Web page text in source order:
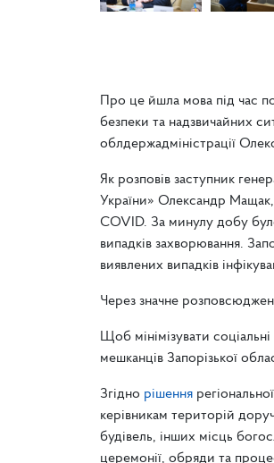
Про це йшла мова під час
безпеки та надзвичайних
облдержадміністрації
Як розповів заступник
України» Олександр
COVID. За минулу добу
випадків захворювання.
виявлених випадків
Через значне
Щоб мінімізувати
мешканців Запорізької
Згідно рішення
керівникам територій
будівель, інших місць
церемонії, обряди та